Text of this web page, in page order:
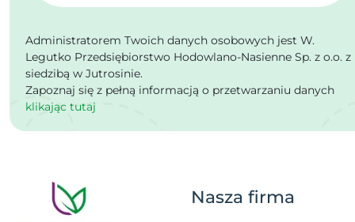
Administratorem Twoich danych osobowych jest W.
Legutko Przedsiębiorstwo Hodowlano-Nasienne Sp. z o.o. z
siedzibą w Jutrosinie.
Zapoznaj się z pełną informacją o przetwarzaniu danych
klikając tutaj
Nasza firma